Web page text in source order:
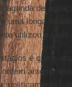
de
uma longa
utilizou o caos
é que o
anterior
, politicamente –